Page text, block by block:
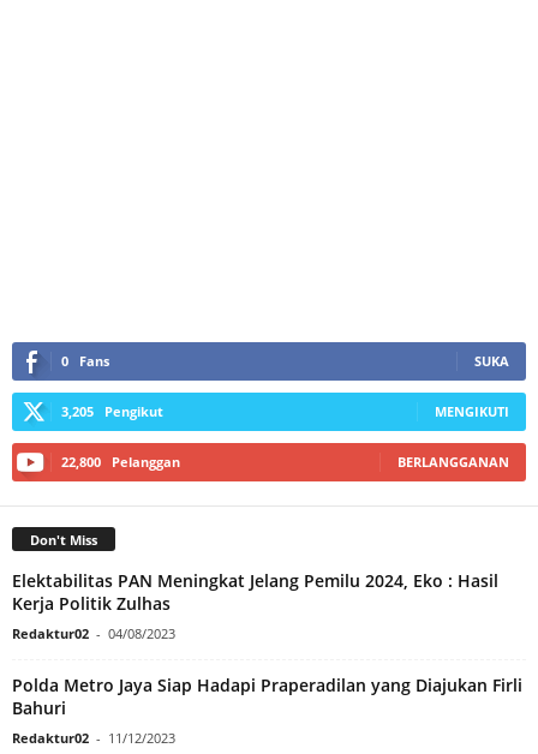
0 Fans SUKA
3,205 Pengikut MENGIKUTI
22,800 Pelanggan BERLANGGANAN
Don't Miss
Elektabilitas PAN Meningkat Jelang Pemilu 2024, Eko : Hasil
Kerja Politik Zulhas
Redaktur02 - 04/08/2023
Polda Metro Jaya Siap Hadapi Praperadilan yang Diajukan Firli
Bahuri
Redaktur02 - 11/12/2023